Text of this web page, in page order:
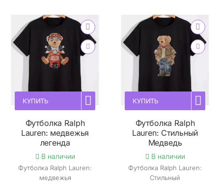
КУПИТЬ
Футболка Ralph
Lauren: медвежья
легенда
В наличии
Футболка Ralph Lauren:
медвежья
КУПИТЬ
Футболка Ralph
Lauren: Стильный
Медведь
В наличии
Футболка Ralph Lauren:
Стильный